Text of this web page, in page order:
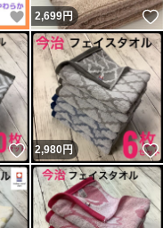
いいね！
2,699円
いいね！
2,980円